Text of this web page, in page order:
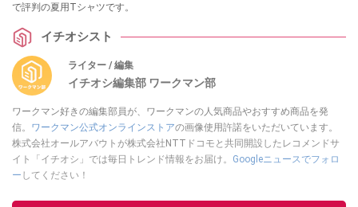
で評判の夏用Tシャツです。
イチオシスト
ライター / 編集
イチオシ編集部 ワークマン部
ワークマン好きの編集部員が、ワークマンの人気商品やおすすめ商品を発
信。 ワークマン公式オンラインストアの画像使用許諾をいただいています。
株式会社オールアバウトが株式会社NTTドコモと共同開設したレコメンドサ
イト「イチオシ」では毎日トレンド情報をお届け。 Googleニュースでフォロ
ー してください！
このイチオシストの他の記事を読む